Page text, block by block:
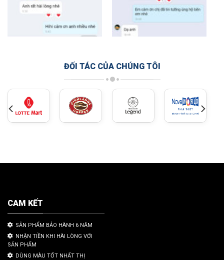
ĐỐI TÁC CỦA CHÚNG TÔI
CAM KẾT
SẢN PHẨM BẢO HÀNH 6 NĂM
NHẬN TIỀN KHI HÀI LÒNG VỚI
SẢN PHẨM
DÙNG MÀU TỐT NHẤT THỊ